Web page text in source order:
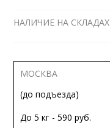
НАЛИЧИЕ НА СКЛАДАХ
МОСКВА
(до подъезда)
До 5 кг - 590 руб.